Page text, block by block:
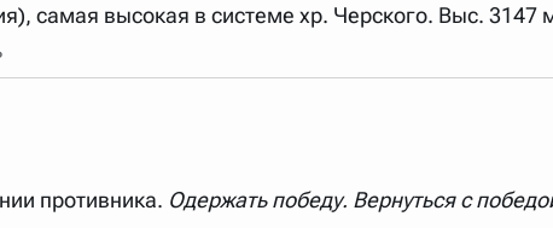
буквы. Например, в кроссворде есть слово "***м***ов", в
"***м***ов поэт" (без кавычек). Нажимаем "Найти" и получаем
вверх или вниз за прямоугольник слева от названия
самая высокая в системе хр. Черского. Выс. 3147
противника. Одержать победу. Вернуться с